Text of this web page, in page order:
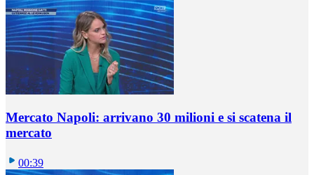
Mercato Napoli: arrivano 30 milioni e si scatena il
mercato
00:39